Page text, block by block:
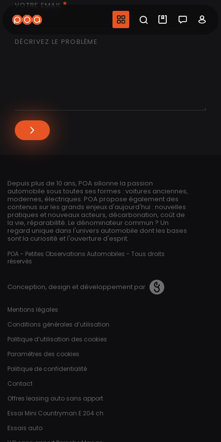
au
contenu
Navigation
Recherche
Mes
VOTRE EMAIL
DÉCRIVEZ LE PROBLÈME
Depuis plus de 10 ans, POA sillonne la passion
automobile sous toutes ses formes : voitures anciennes,
modernes, électriques. POA propose également des
contenus sur les grands enjeux d'aujourd'hui : nouvelles
pratiques et nouveaux acteurs, décarbonation, coût de
la vie, réparabilité. Le dénominateur commun ? Un
regard unique dans l'univers automobile dont les bases
sont la curiosité et l'ouverture d'esprit.
POA - Petites Observations Automobiles - Tous droits
réservés
Conception, design et développement par
Pied de page
Mentions légales
Conditions générales d’utilisation
Politique d’utilisation des cookies
Paramètres des cookies
Politique de confidentialité
Contact
Offres leasing auto sans apport
Essai Mini Countryman E 204 ch
Essais auto